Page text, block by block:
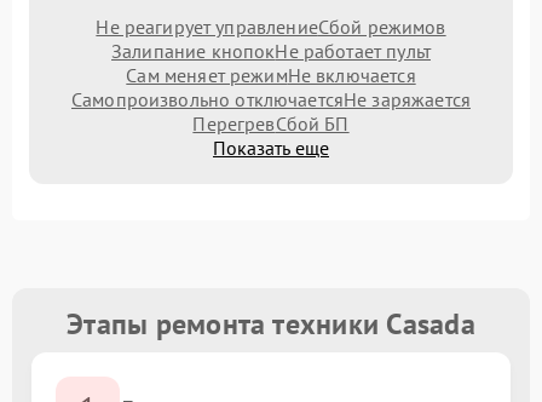
Не реагирует управлениеСбой режимов
Залипание кнопокНе работает пульт
Сам меняет режимНе включается
Самопроизвольно отключаетсяНе заряжается
ПерегревСбой БП
Показать еще
Этапы ремонта техники Casada